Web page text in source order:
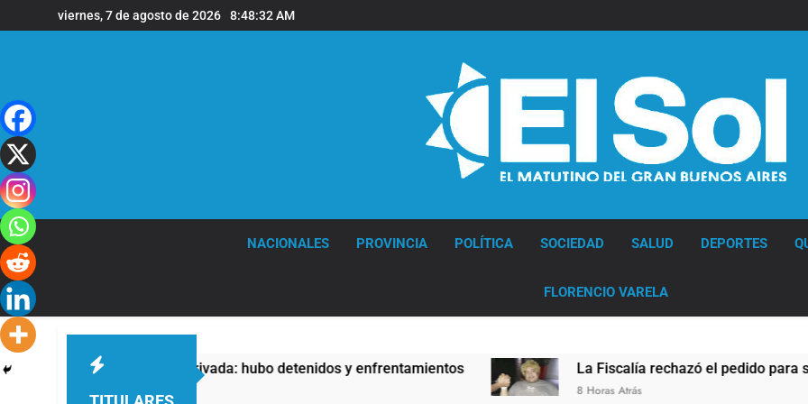
al
viernes, 7 de agosto de 2026 8:48:32 AM
NACIONALES PROVINCIA POLÍTICA SOCIEDAD SALUD DEPORTES
FLORENCIO VARELA
de Propiedad Privada: hubo detenidos y enfrentamientos La Fiscalía rechazó el pedido para
8 Horas Atrás